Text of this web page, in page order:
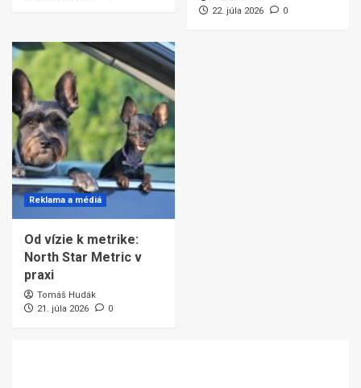
22. júla 2026
0
Reklama a médiá
Od vízie k metrike:
North Star Metric v
praxi
Tomáš Hudák
21. júla 2026
0